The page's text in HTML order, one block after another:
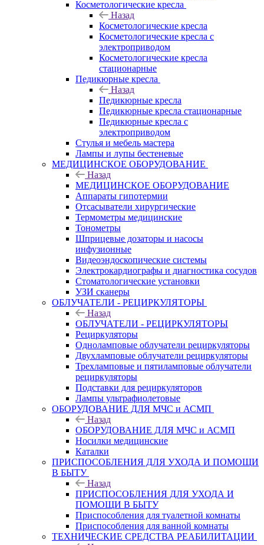
Косметологические кресла
Назад
Косметологические кресла
Косметологические кресла с
электроприводом
Косметологические кресла
стационарные
Педикюрные кресла
Назад
Педикюрные кресла
Педикюрные кресла стационарные
Педикюрные кресла с
электроприводом
Стулья и мебель мастера
Лампы и лупы бестеневые
МЕДИЦИНСКОЕ ОБОРУДОВАНИЕ
Назад
МЕДИЦИНСКОЕ ОБОРУДОВАНИЕ
Аппараты гипотермии
Отсасыватели хирургические
Термометры медицинские
Тонометры
Шприцевые дозаторы и насосы
инфузионные
Видеоэндоскопические системы
Электрокардиографы и диагностика сосудов
Стоматологические установки
УЗИ сканеры
ОБЛУЧАТЕЛИ - РЕЦИРКУЛЯТОРЫ
Назад
ОБЛУЧАТЕЛИ - РЕЦИРКУЛЯТОРЫ
Рециркуляторы
Одноламповые облучатели рециркуляторы
Двухламповые облучатели рециркуляторы
Трехламповые и пятиламповые облучатели
рециркуляторы
Подставки для рециркуляторов
Лампы ультрафиолетовые
ОБОРУДОВАНИЕ ДЛЯ МЧС и АСМП
Назад
ОБОРУДОВАНИЕ ДЛЯ МЧС и АСМП
Носилки медицинские
Каталки
ПРИСПОСОБЛЕНИЯ ДЛЯ УХОДА И ПОМОЩИ
В БЫТУ
Назад
ПРИСПОСОБЛЕНИЯ ДЛЯ УХОДА И
ПОМОЩИ В БЫТУ
Приспособления для туалетной комнаты
Приспособления для ванной комнаты
ТЕХНИЧЕСКИЕ СРЕДСТВА РЕАБИЛИТАЦИИ